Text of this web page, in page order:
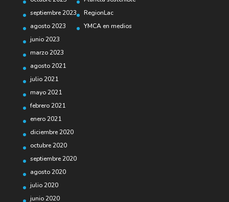
septiembre 2023
agosto 2023
junio 2023
marzo 2023
agosto 2021
julio 2021
mayo 2021
febrero 2021
enero 2021
diciembre 2020
octubre 2020
septiembre 2020
agosto 2020
julio 2020
junio 2020
RegionLac
YMCA en medios